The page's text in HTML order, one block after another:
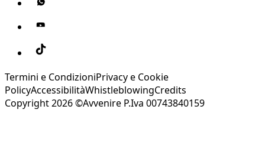
Termini e CondizioniPrivacy e Cookie
PolicyAccessibilitàWhistleblowingCredits
Copyright 2026 ©Avvenire P.Iva 00743840159